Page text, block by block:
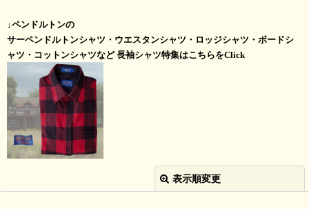
↓ペンドルトンの
サーペンドルトンシャツ・ウエスタンシャツ・ロッジシャツ・ボードシ
ャツ・コットンシャツなど 長袖シャツ特集はこちらをClick
表示順変更